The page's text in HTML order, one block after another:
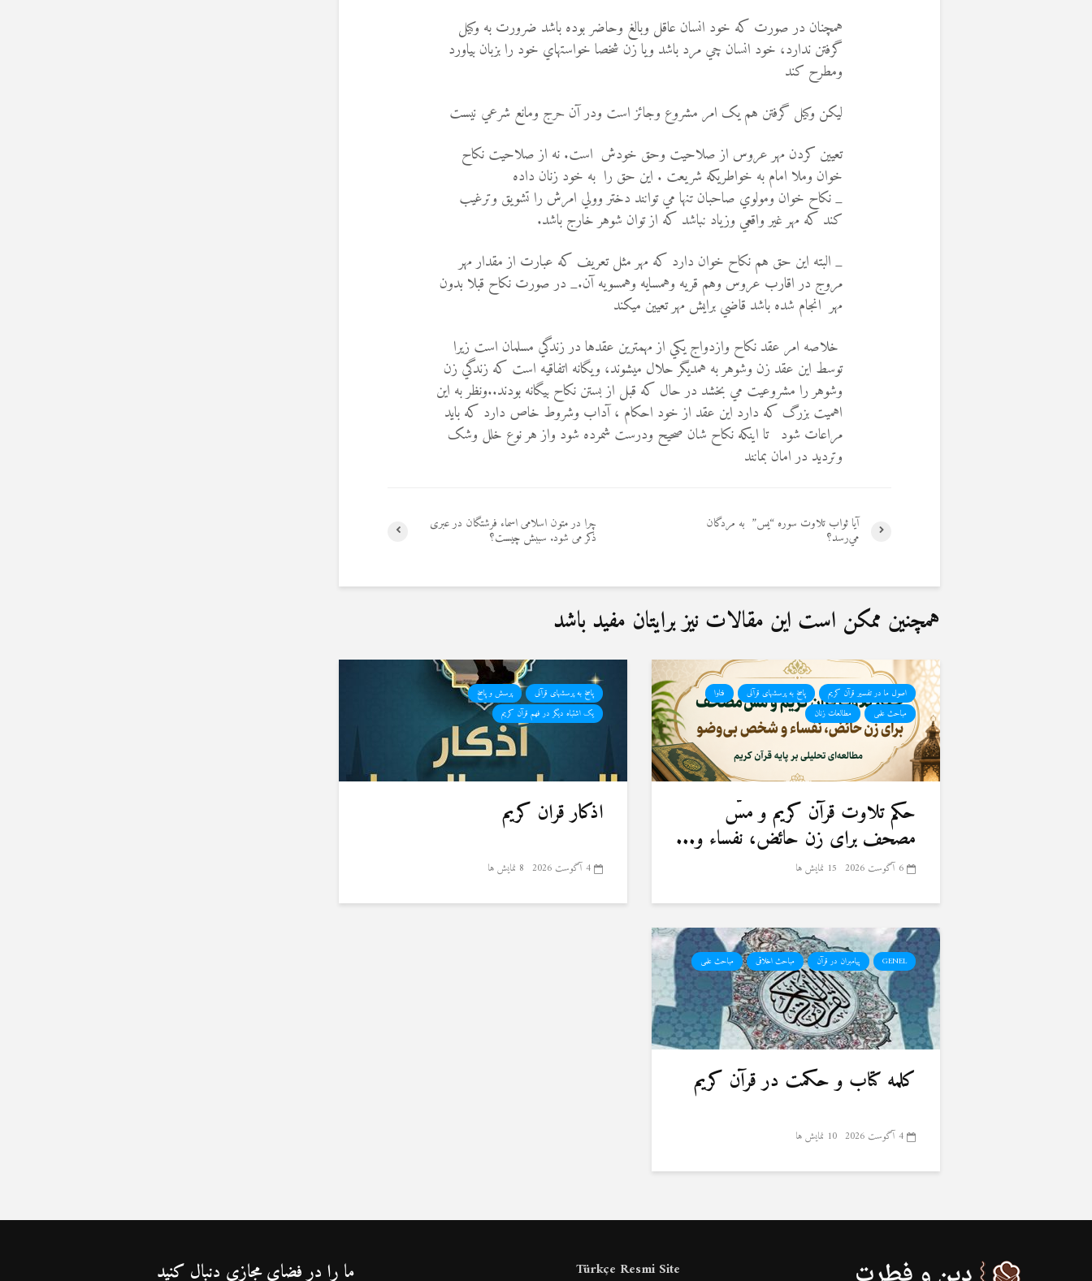
همچنان در صورت كه خود انسان عاقل وبالغ وحاضر بوده باشد ضرورت به وكيل
گرفتن ندارد، خود انسان چي مرد باشد ويا زن شخصا خواستهاي خود را بزبان بياورد
ومطرح كند
ليكن وكيل گرفتن هم يک امر مشروع وجائز است ودر آن حرج ومانع شرعي نيست
تعيين کردن مهر عروس از صلاحیت وحق خودش است. نه از صلاحیت نکاح
خوان وملا امام به خواطریکه شریعت . این حق را به خود زنان داده
_ نكاح خوان ومولوي صاحبان تنها مي توانند دختر وولي امرش را تشويق وترغيب
كند كه مهر غير واقعي وزياد نباشد كه از توان شوهر خارج باشد.
_ البته این حق هم نکاح خوان دارد که مهر مثل تعریف که عبارت از مقدار مهر
مروج در اقارب عروس وهم قریه وهمسايه وهمسویه آن._ در صورت نكاح قبلا بدون
مهر انجام شده باشد قاضي برايش مهر تعيين ميكند
خلاصه امر عقد نكاح وازدواج يكي از مهمترين عقدها در زندگي مسلمان است زيرا
توسط اين عقد زن وشوهر به همديگر حلال ميشوند، ویگانه اتفاقيه است كه زندگي زن
وشوهر را مشروعيت مي بخشد در حال كه قبل از بستن نكاح بیگانه بودند..ونظر به اين
اهميت بزرگ كه دارد اين عقد از خود احكام ، آداب وشروط خاص دارد كه بايد
مراعات شود تا اينكه نكاح شان صحيح ودرست شمرده شود واز هر نوع خلل وشک
وترديد در امان بمانند
چرا در متون اسلامی اسماء فرشتگان در عبری
ذکر می شود. سببش چیست؟
آيا ثواب تلاوت سوره “یس” به مردگان
مي‌رسد؟
همچنین ممکن است این مقالات نیز برایتان مفید باشد
اصول ما در تفسیر قرآن کریم پاسخ به پرسشهای قرآنی
فتاوا
مباحث علمی
مطالعات زنان
حكم تلاوت قرآن كريم و مسّ
مصحف برای زن حائض، نفساء و...
6 آگوست 2026 15 نمایش ها
پاسخ به پرسشهای قرآنی
پرسش و پاسخ
یک اشتباه دیگر در فهم قرآن کریم
اذکار قران کریم
4 آگوست 2026 8 نمایش ها
GENEL پیامبران در قرآن مباحث اخلاقی مباحث علمی
کلمه کتاب و حکمت در قرآن کریم
4 آگوست 2026 10 نمایش ها
Türkçe Resmi Site ما را در فضای مجازی دنبال کنید